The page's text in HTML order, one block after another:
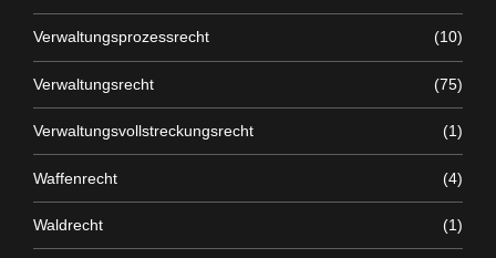
Verwaltungsprozessrecht (10)
Verwaltungsrecht (75)
Verwaltungsvollstreckungsrecht (1)
Waffenrecht (4)
Waldrecht (1)